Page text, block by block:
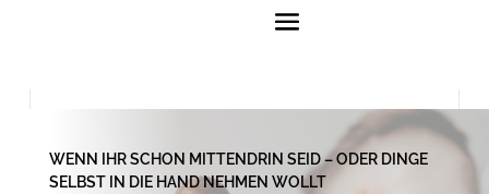
WENN IHR SCHON MITTENDRIN SEID – ODER DINGE
SELBST IN DIE HAND NEHMEN WOLLT